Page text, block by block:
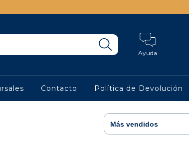
Ayuda
Contacto Política de Devolución